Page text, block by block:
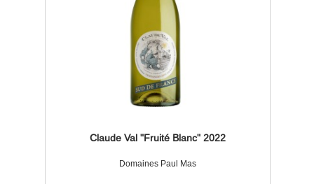
Claude Val "Fruité Blanc" 2022
Domaines Paul Mas